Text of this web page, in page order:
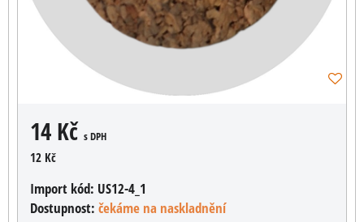
14 Kč s DPH
12 Kč
Import kód: US12-4_1
Dostupnost: čekáme na naskladnění